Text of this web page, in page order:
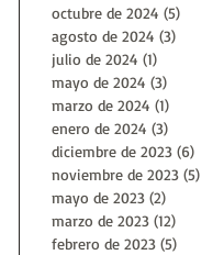
octubre de 2024 (5)
agosto de 2024 (3)
julio de 2024 (1)
mayo de 2024 (3)
marzo de 2024 (1)
enero de 2024 (3)
diciembre de 2023 (6)
noviembre de 2023 (5)
mayo de 2023 (2)
marzo de 2023 (12)
febrero de 2023 (5)